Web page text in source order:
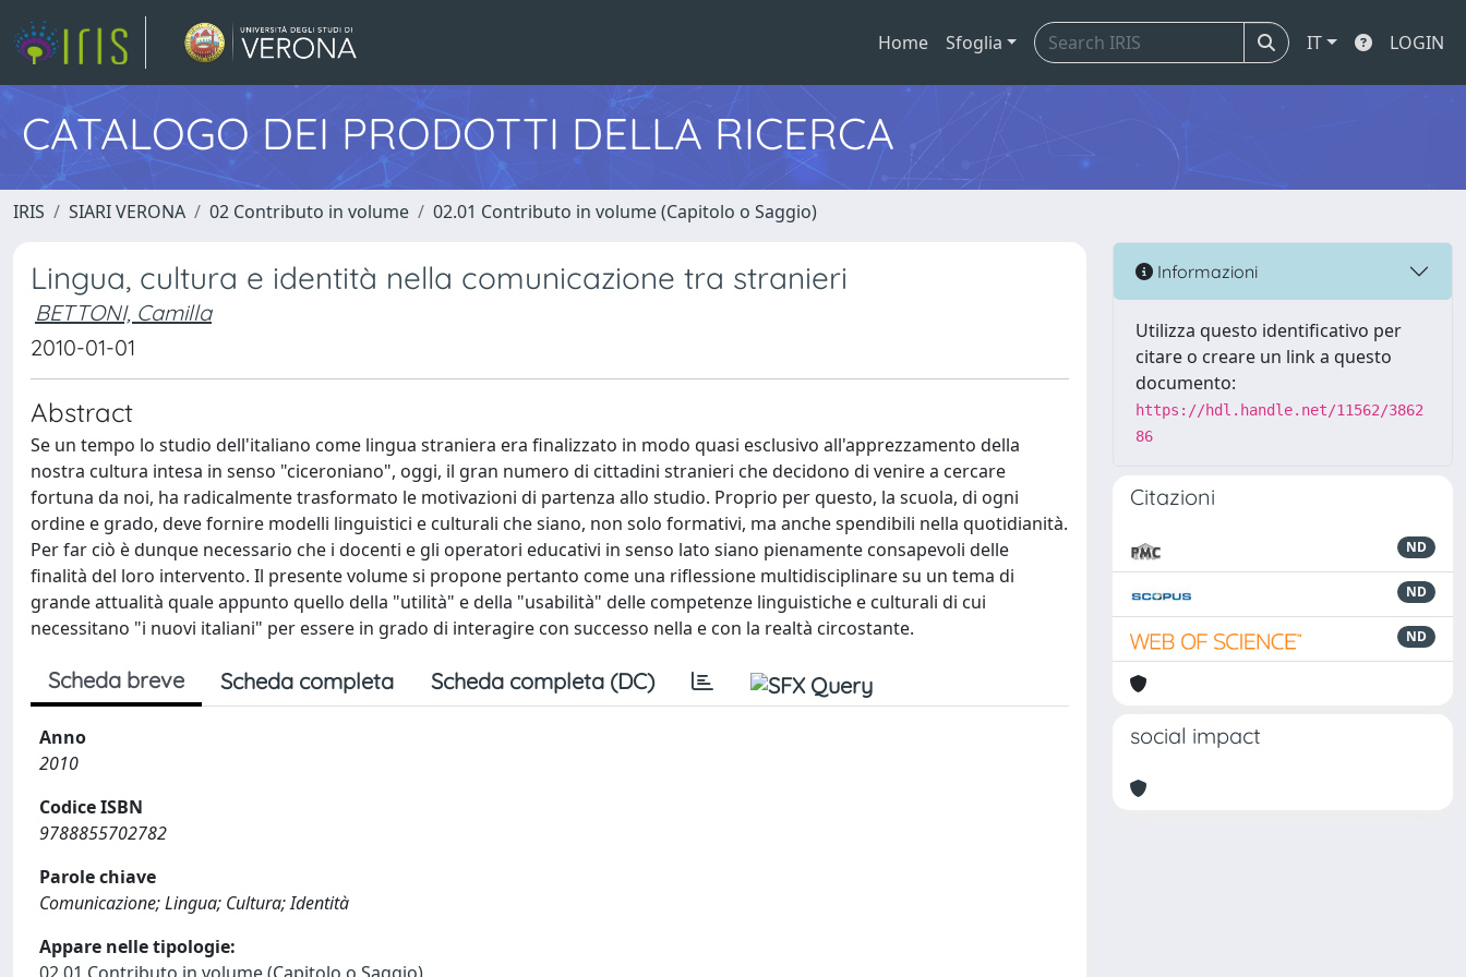
Home Sfoglia IT LOGIN
CATALOGO DEI PRODOTTI DELLA RICERCA
IRIS SIARI VERONA 02 Contributo in volume 02.01 Contributo in volume (Capitolo o Saggio)
Lingua, cultura e identità nella comunicazione tra stranieri
BETTONI, Camilla
2010-01-01
Abstract
Se un tempo lo studio dell'italiano come lingua straniera era finalizzato in modo quasi esclusivo all'apprezzamento della
nostra cultura intesa in senso "ciceroniano", oggi, il gran numero di cittadini stranieri che decidono di venire a cercare
fortuna da noi, ha radicalmente trasformato le motivazioni di partenza allo studio. Proprio per questo, la scuola, di ogni
ordine e grado, deve fornire modelli linguistici e culturali che siano, non solo formativi, ma anche spendibili nella quotidianità.
Per far ciò è dunque necessario che i docenti e gli operatori educativi in senso lato siano pienamente consapevoli delle
finalità del loro intervento. Il presente volume si propone pertanto come una riflessione multidisciplinare su un tema di
grande attualità quale appunto quello della "utilità" e della "usabilità" delle competenze linguistiche e culturali di cui
necessitano "i nuovi italiani" per essere in grado di interagire con successo nella e con la realtà circostante.
Scheda breve Scheda completa Scheda completa (DC)
Anno
2010
Codice ISBN
9788855702782
Parole chiave
Comunicazione; Lingua; Cultura; Identità
Appare nelle tipologie:
Informazioni
Utilizza questo identificativo per
citare o creare un link a questo
documento:
https://hdl.handle.net/11562/3862
86
Citazioni
ND
ND
ND
social impact